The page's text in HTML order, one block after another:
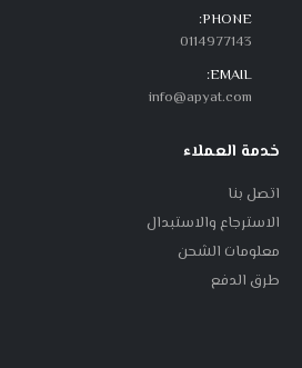
PHONE:
0114977143
EMAIL:
info@apyat.com
خدمة العملاء
اتصل بنا
الاسترجاع والاستبدال
معلومات الشحن
طرق الدفع